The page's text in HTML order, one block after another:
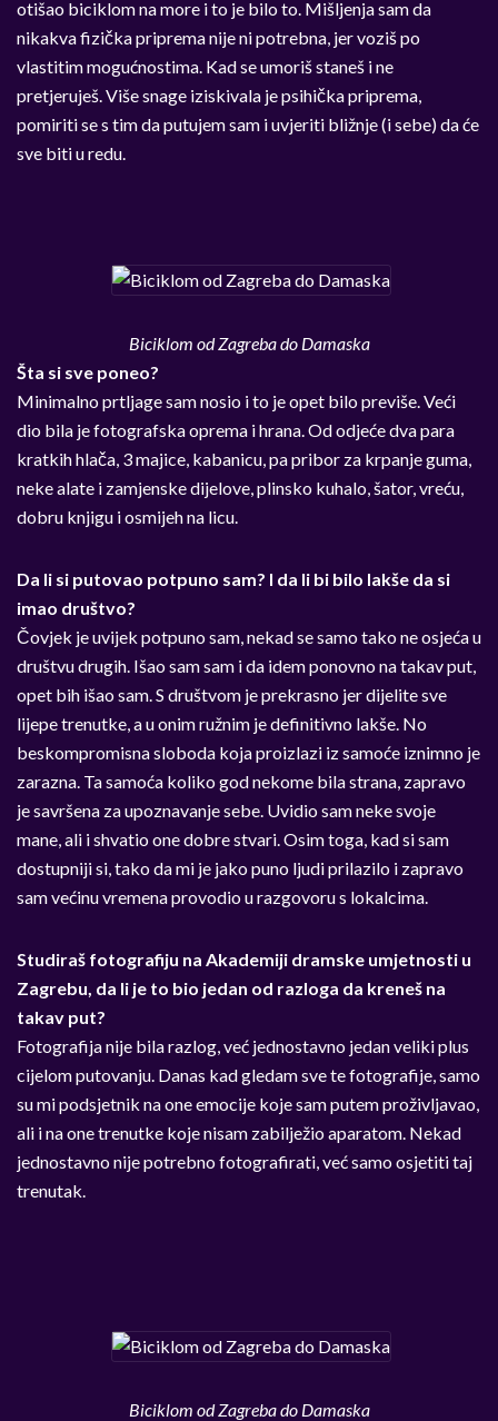
otišao biciklom na more i to je bilo to. Mišljenja sam da
nikakva fizička priprema nije ni potrebna, jer voziš po
vlastitim mogućnostima. Kad se umoriš staneš i ne
pretjeruješ. Više snage iziskivala je psihička priprema,
pomiriti se s tim da putujem sam i uvjeriti bližnje (i sebe) da će
sve biti u redu.
Biciklom od Zagreba do Damaska
Šta si sve poneo?
Minimalno prtljage sam nosio i to je opet bilo previše. Veći
dio bila je fotografska oprema i hrana. Od odjeće dva para
kratkih hlača, 3 majice, kabanicu, pa pribor za krpanje guma,
neke alate i zamjenske dijelove, plinsko kuhalo, šator, vreću,
dobru knjigu i osmijeh na licu.
Da li si putovao potpuno sam? I da li bi bilo lakše da si
imao društvo?
Čovjek je uvijek potpuno sam, nekad se samo tako ne osjeća u
društvu drugih. Išao sam sam i da idem ponovno na takav put,
opet bih išao sam. S društvom je prekrasno jer dijelite sve
lijepe trenutke, a u onim ružnim je definitivno lakše. No
beskompromisna sloboda koja proizlazi iz samoće iznimno je
zarazna. Ta samoća koliko god nekome bila strana, zapravo
je savršena za upoznavanje sebe. Uvidio sam neke svoje
mane, ali i shvatio one dobre stvari. Osim toga, kad si sam
dostupniji si, tako da mi je jako puno ljudi prilazilo i zapravo
sam većinu vremena provodio u razgovoru s lokalcima.
Studiraš fotografiju na Akademiji dramske umjetnosti u
Zagrebu, da li je to bio jedan od razloga da kreneš na
takav put?
Fotografija nije bila razlog, već jednostavno jedan veliki plus
cijelom putovanju. Danas kad gledam sve te fotografije, samo
su mi podsjetnik na one emocije koje sam putem proživljavao,
ali i na one trenutke koje nisam zabilježio aparatom. Nekad
jednostavno nije potrebno fotografirati, već samo osjetiti taj
trenutak.
Biciklom od Zagreba do Damaska